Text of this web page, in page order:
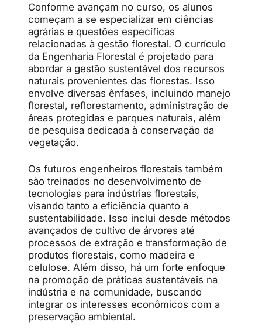
Conforme avançam no curso, os alunos
começam a se especializar em ciências
agrárias e questões específicas
relacionadas à gestão florestal. O currículo
da Engenharia Florestal é projetado para
abordar a gestão sustentável dos recursos
naturais provenientes das florestas. Isso
envolve diversas ênfases, incluindo manejo
florestal, reflorestamento, administração de
áreas protegidas e parques naturais, além
de pesquisa dedicada à conservação da
vegetação.
Os futuros engenheiros florestais também
são treinados no desenvolvimento de
tecnologias para indústrias florestais,
visando tanto a eficiência quanto a
sustentabilidade. Isso inclui desde métodos
avançados de cultivo de árvores até
processos de extração e transformação de
produtos florestais, como madeira e
celulose. Além disso, há um forte enfoque
na promoção de práticas sustentáveis na
indústria e na comunidade, buscando
integrar os interesses econômicos com a
preservação ambiental.